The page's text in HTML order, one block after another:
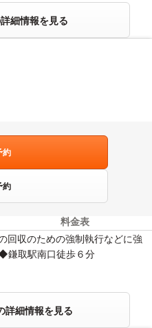
細情報を見る
約
約
料金表
回収のための強制執行などに強
鎌取駅南口徒歩６分
詳細情報を見る